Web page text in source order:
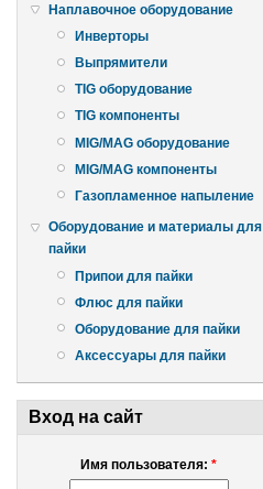
Наплавочное оборудование
Инверторы
Выпрямители
TIG оборудование
TIG компоненты
MIG/MAG оборудование
MIG/MAG компоненты
Газопламенное напыление
Оборудование и материалы для
пайки
Припои для пайки
Флюс для пайки
Оборудование для пайки
Аксессуары для пайки
Вход на сайт
Имя пользователя: *